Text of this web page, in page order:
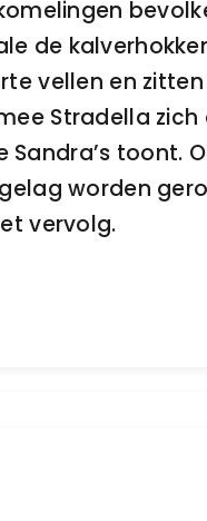
de
vellen en zitten
Stradella zich
toont.
worden
vervolg.